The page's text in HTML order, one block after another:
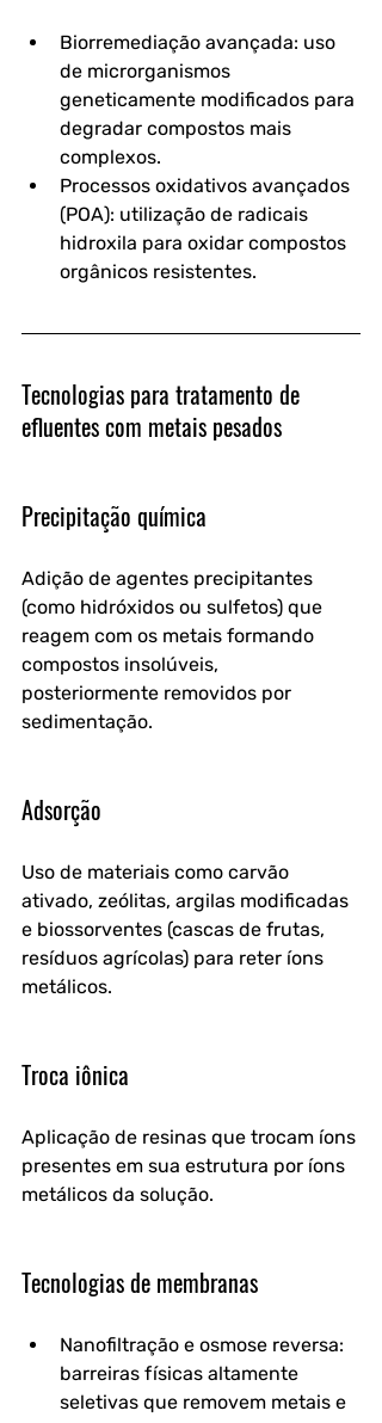
Biorremediação avançada: uso
de microrganismos
geneticamente modificados para
degradar compostos mais
complexos.
Processos oxidativos avançados
(POA): utilização de radicais
hidroxila para oxidar compostos
orgânicos resistentes.
Tecnologias para tratamento de
efluentes com metais pesados
Precipitação química
Adição de agentes precipitantes
(como hidróxidos ou sulfetos) que
reagem com os metais formando
compostos insolúveis,
posteriormente removidos por
sedimentação.
Adsorção
Uso de materiais como carvão
ativado, zeólitas, argilas modificadas
e biossorventes (cascas de frutas,
resíduos agrícolas) para reter íons
metálicos.
Troca iônica
Aplicação de resinas que trocam íons
presentes em sua estrutura por íons
metálicos da solução.
Tecnologias de membranas
Nanofiltração e osmose reversa:
barreiras físicas altamente
seletivas que removem metais e